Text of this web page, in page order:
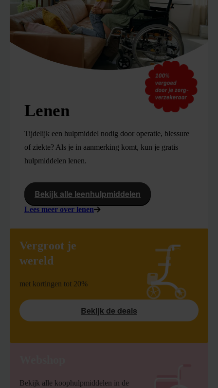
Lenen
Tijdelijk een hulpmiddel nodig door operatie, blessure
of ziekte? Als je in aanmerking komt, kun je gratis
hulpmiddelen lenen.
Bekijk alle leenhulpmiddelen
Lees meer over lenen
Vergroot je
wereld
met kortingen tot 20%
Bekijk de deals
Bekijk alle koophulpmiddelen in de